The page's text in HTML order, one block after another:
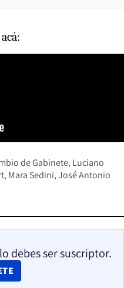
de Gabinete Luciano
Mara Sedini José Antonio
debes ser suscriptor.
WINDOW